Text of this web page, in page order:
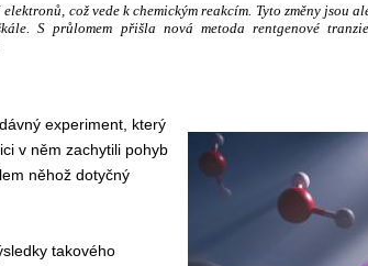
což vede k chemickým reakcím. Tyto změny jsou
S průlomem přišla nová metoda rentgenové
experiment, který
v něm zachytili pohyb
něhož dotyčný
takového